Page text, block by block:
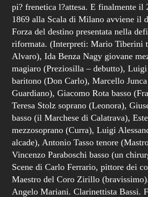
pi? frenetica l?attesa. E finalmente il
1869 alla Scala di Milano avviene il
Forza del destino presentata nella
riformata. (Interpreti: Mario Tiberini
Alvaro), Ida Benza Nagy giovane
magiaro (Preziosilla – debutto), Luigi
baritono (Don Carlo), Marcello Junca
Guardiano), Giacomo Rota basso
Teresa Stolz soprano (Leonora),
basso (il Marchese di Calatrava),
mezzosoprano (Curra), Luigi
alcade), Antonio Tasso tenore
Vincenzo Paraboschi basso (un
Scene di Carlo Ferrario, pittore dei
Maestro del Coro Zirillo
Angelo Mariani. Clarinettista Bassi.